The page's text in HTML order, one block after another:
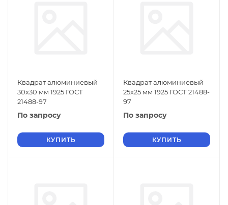
Квадрат алюминиевый
30х30 мм 1925 ГОСТ
21488-97
По запросу
КУПИТЬ
Квадрат алюминиевый
25х25 мм 1925 ГОСТ 21488-
97
По запросу
КУПИТЬ